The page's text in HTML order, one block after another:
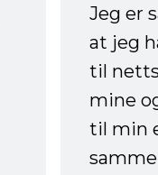
Jeg er
at jeg
til
mine
til min